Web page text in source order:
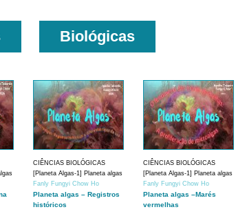
Biológicas
CIÊNCIAS BIOLÓGICAS
[Planeta Algas-1] Planeta algas
Fanly Fungyi Chow Ho
Planeta algas – Registros
históricos
CIÊNCIAS BIOLÓGICAS
[Planeta Algas-1] Planeta algas
Fanly Fungyi Chow Ho
Planeta algas –Marés
vermelhas